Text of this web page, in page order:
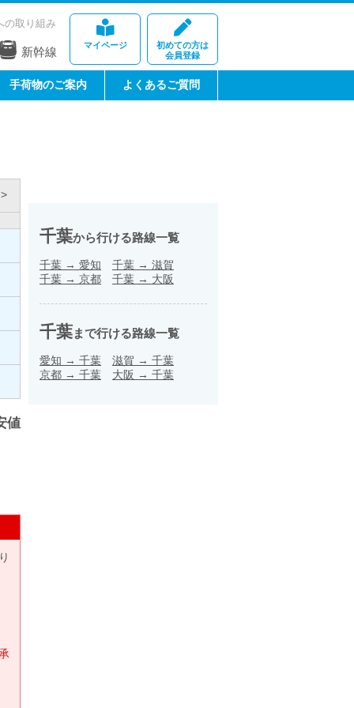
マイページ
初めての方は
会員登録
の取り組み
新幹線
手荷物のご案内 よくあるご質問
値
千葉から行ける路線一覧
千葉 → 愛知 千葉 → 滋賀
千葉 → 京都 千葉 → 大阪
千葉まで行ける路線一覧
愛知 → 千葉 滋賀 → 千葉
京都 → 千葉 大阪 → 千葉